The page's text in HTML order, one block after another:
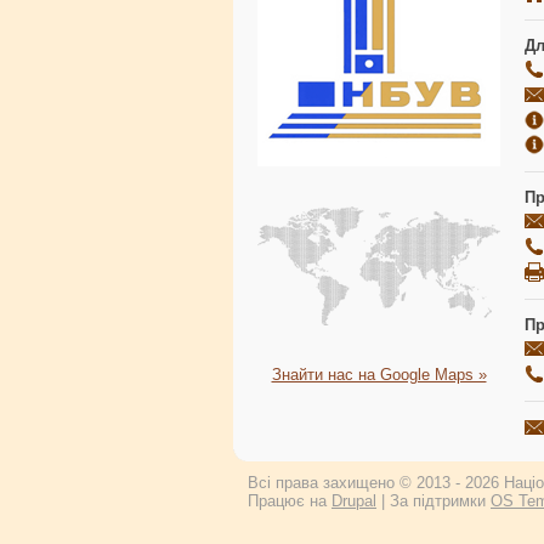
Знайти нас на Google Maps »
Всі права захищено © 2013 - 2026
Працює на Drupal | За підтримки OS